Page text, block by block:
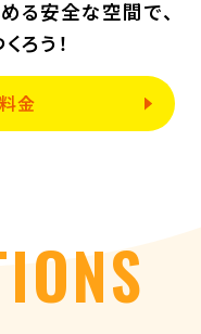
る安全な空間で、
ろう！
金